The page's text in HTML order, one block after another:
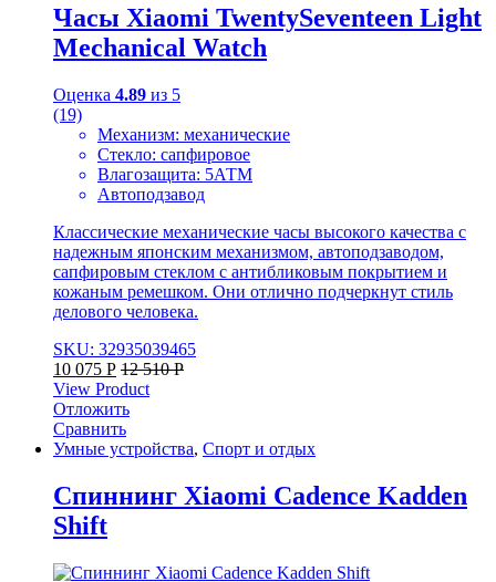
Часы Xiaomi TwentySeventeen Light
Mechanical Watch
Оценка 4.89 из 5
(19)
Механизм: механические
Стекло: сапфировое
Влагозащита: 5АТМ
Автоподзавод
Классические механические часы высокого качества с
надежным японским механизмом, автоподзаводом,
сапфировым стеклом с антибликовым покрытием и
кожаным ремешком. Они отлично подчеркнут стиль
делового человека.
SKU: 32935039465
10 075 Р 12 510Р
View Product
Отложить
Сравнить
Умные устройства, Спорт и отдых
Спиннинг Xiaomi Cadence Kadden
Shift